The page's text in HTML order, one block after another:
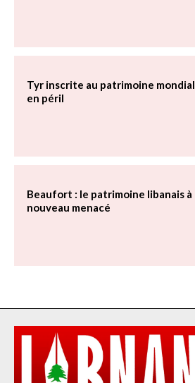
Tyr inscrite au patrimoine mondial
en péril
Beaufort : le patrimoine libanais à
nouveau menacé